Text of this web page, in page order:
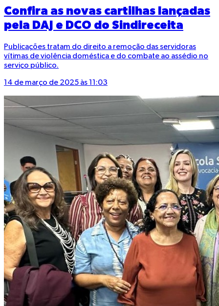
Confira as novas cartilhas lançadas
pela DAJ e DCO do Sindireceita
Publicações tratam do direito a remoção das servidoras
vítimas de violência doméstica e do combate ao assédio no
serviço público.
14 de março de 2025 às 11:03